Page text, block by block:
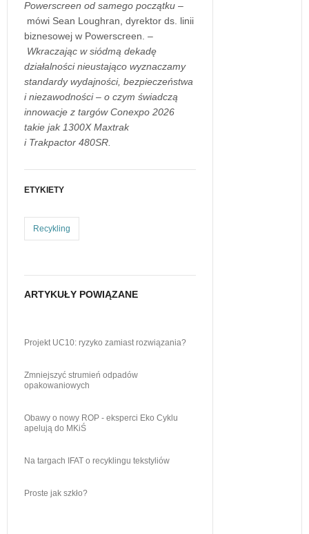
Powerscreen od samego początku –
mówi Sean Loughran, dyrektor ds. linii
biznesowej w Powerscreen. –
Wkraczając w siódmą dekadę
działalności nieustająco wyznaczamy
standardy wydajności, bezpieczeństwa
i niezawodności – o czym świadczą
innowacje z targów Conexpo 2026
takie jak 1300X Maxtrak
i Trakpactor 480SR.
ETYKIETY
Recykling
ARTYKUŁY POWIĄZANE
Projekt UC10: ryzyko zamiast rozwiązania?
Zmniejszyć strumień odpadów
opakowaniowych
Obawy o nowy ROP - eksperci Eko Cyklu
apelują do MKiŚ
Na targach IFAT o recyklingu tekstyliów
Proste jak szkło?